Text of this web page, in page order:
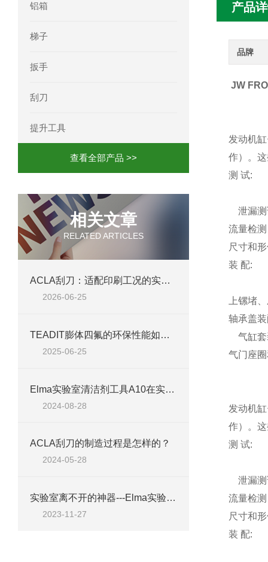
AC-MOTOREN电机FCPA 71B-2参数
铝箱
梯子
扳手
刮刀
提升工具
查看全部产品 >>
相关文章
RELATED ARTICLES
ACLA刮刀：适配印刷工况的实用工艺配件
2026-06-25
TEADIT膨体四氟的环保性能如何？
2025-06-25
Elma实验室清洁剂工具A10在实验室清洁中的应用
2024-08-28
ACLA刮刀的制造过程是怎样的？
2024-05-28
实验室离不开的神器---Elma实验室清洁剂工具A10
2023-11-27
产品
品牌
JW
发动机
作）。
测 试:
泄漏
流量检
尺寸和
装 配:
上镙堵
轴承盖
气缸
气门座
发动机
作）。
测 试:
泄漏
流量检
尺寸和
装 配: